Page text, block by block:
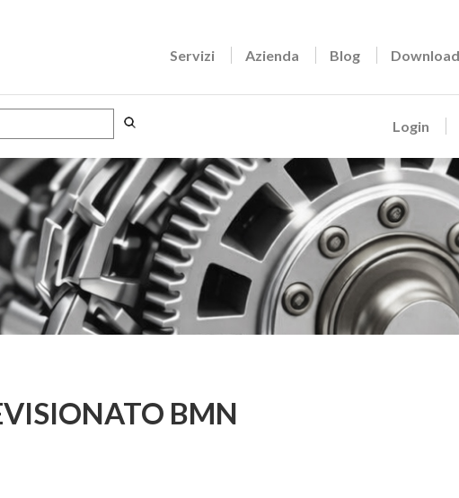
Servizi Azienda Blog Download
Login
BMN